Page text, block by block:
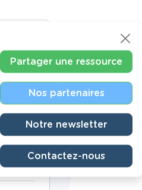
: jeu
Partager une ressource
Nos partenaires
Notre newsletter
Contactez-nous